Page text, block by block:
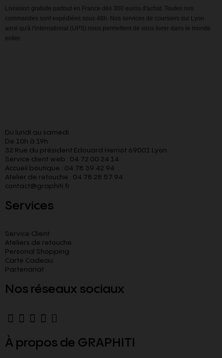
Livraison gratuite partout en France dès 300 euros d'achat. Toutes nos
commandes sont expédiées sous 48h. Nos services de coursiers sur Lyon
ainsi qu'à l'international (UPS) nous permettent de vous livrer dans le monde
entier.
Du lundi au samedi
De 10h à 19h
32 Rue du président Edouard Herriot 69001 Lyon
Service client web : 04 72 00 24 14
Accueil boutique : 04 78 39 42 94
Atelier de retouche : 04 78 28 57 94
contact@graphiti.fr
Services
Service Client
Ateliers de retouche
Personal Shopping
Carte Cadeau
Partenariat
Nos réseaux sociaux
À propos de GRAPHITI